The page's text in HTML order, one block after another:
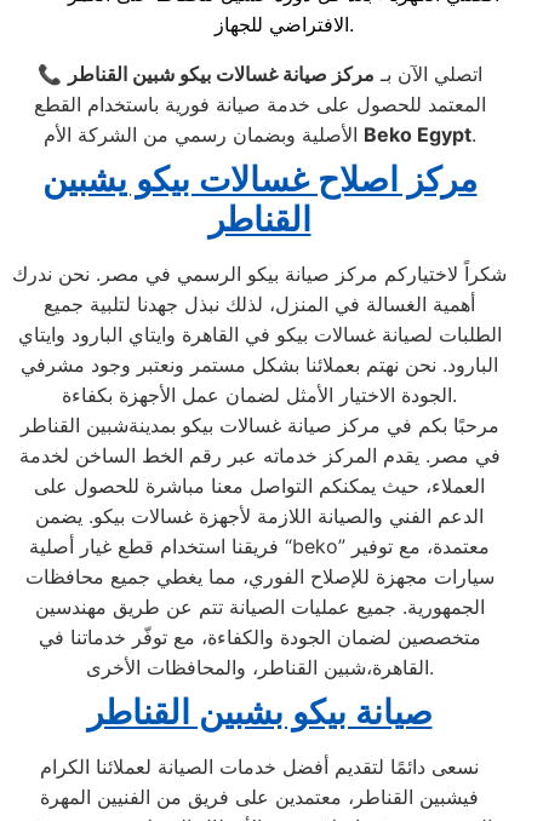
الافتراضي للجهاز.
📞 اتصلي الآن بـ مركز صيانة غسالات بيكو شبين القناطر
المعتمد للحصول على خدمة صيانة فورية باستخدام القطع
Beko Egypt.
مركز اصلاح غسالات بيكو يشبين
القناطر
شكراً لاختياركم مركز صيانة بيكو الرسمي في مصر. نحن ندرك
أهمية الغسالة في المنزل، لذلك نبذل جهدنا لتلبية جميع
الطلبات لصيانة غسالات بيكو في القاهرة وايتاي البارود وايتاي
البارود. نحن نهتم بعملائنا بشكل مستمر ونعتبر وجود مشرفي
الجودة الاختيار الأمثل لضمان عمل الأجهزة بكفاءة.
مرحبًا بكم في مركز صيانة غسالات بيكو بمدينةشبين القناطر
في مصر. يقدم المركز خدماته عبر رقم الخط الساخن لخدمة
العملاء، حيث يمكنكم التواصل معنا مباشرة للحصول على
الدعم الفني والصيانة اللازمة لأجهزة غسالات بيكو. يضمن
فريقنا استخدام قطع غيار أصلية “beko” معتمدة، مع توفير
سيارات مجهزة للإصلاح الفوري، مما يغطي جميع محافظات
الجمهورية. جميع عمليات الصيانة تتم عن طريق مهندسين
متخصصين لضمان الجودة والكفاءة، مع توفّر خدماتنا في
القاهرة،شبين القناطر، والمحافظات الأخرى.
صيانة بيكو بشبين القناطر
نسعى دائمًا لتقديم أفضل خدمات الصيانة لعملائنا الكرام
فيشبين القناطر، معتمدين على فريق من الفنيين المهرة